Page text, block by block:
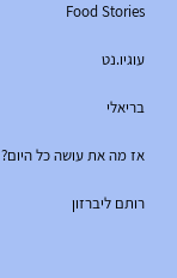
Food Stories
עוגיו.נט
בריאלי
אז מה את עושה כל היום?
רותם ליברזון